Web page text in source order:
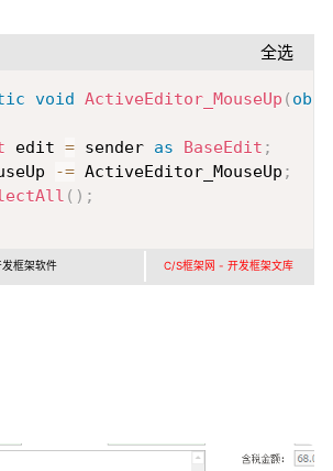
全选
void ActiveEditor_MouseUp (
edit = sender as BaseEdit ;
-= ActiveEditor_MouseUp ;
( ) ;
框架软件 C/S框架网 - 开发框架文库